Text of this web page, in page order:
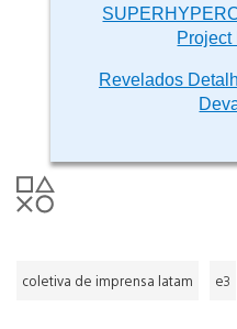
Project
Revelados
coletiva de imprensa latam e3